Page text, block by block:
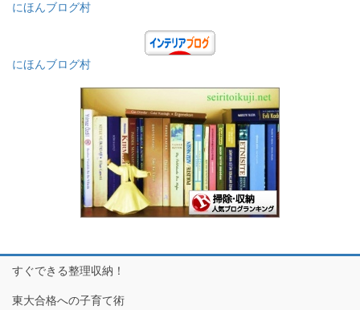
にほんブログ村
にほんブログ村
すぐできる整理収納！
東大合格への子育て術